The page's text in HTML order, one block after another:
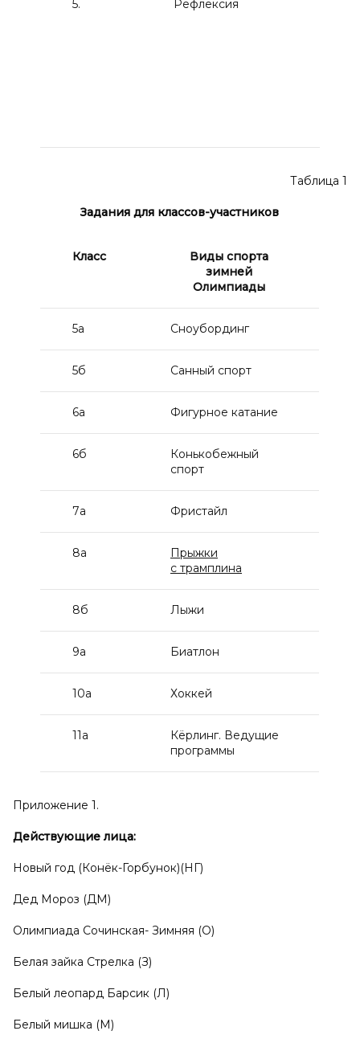
5. Рефлексия
Таблица 1
Задания для классов-участников
Класс
Виды спорта
зимней
Олимпиады
5а Сноубординг
5б Санный спорт
6а Фигурное катание
6б
Конькобежный
спорт
7а Фристайл
8а
Прыжки
с трамплина
8б Лыжи
9а Биатлон
10а Хоккей
11а
Кёрлинг. Ведущие
программы
Приложение 1.
Действующие лица:
Новый год (Конёк-Горбунок)(НГ)
Дед Мороз (ДМ)
Олимпиада Сочинская- Зимняя (О)
Белая зайка Стрелка (З)
Белый леопард Барсик (Л)
Белый мишка (М)